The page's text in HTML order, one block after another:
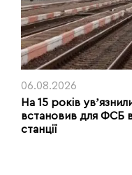
06.08.2026
На 15 років
встановив для ФСБ
станції